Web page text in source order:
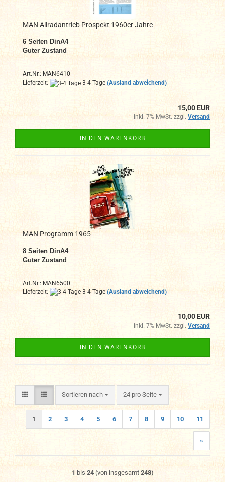
MAN Allradantrieb Prospekt 1960er Jahre
6 Seiten DinA4
Guter Zustand
Art.Nr.: MAN6410
Lieferzeit:
3-4 Tage (Ausland abweichend)
15,00 EUR
inkl. 7% MwSt. zzgl. Versand
IN DEN WARENKORB
MAN Programm 1965
8 Seiten DinA4
Guter Zustand
Art.Nr.: MAN6500
Lieferzeit:
3-4 Tage (Ausland abweichend)
10,00 EUR
inkl. 7% MwSt. zzgl. Versand
IN DEN WARENKORB
Sortieren nach
Sortieren nach 24 pro Seite
pro Seite
1 2 3 4 5 6 7 8 9 10 11
»
1 bis 24(von insgesamt 248)